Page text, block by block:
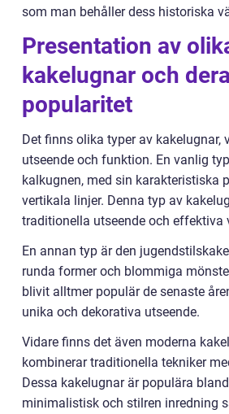
som man behåller dess historiska
Presentation av
kakelugnar och
popularitet
Det finns olika typer av kakelugnar,
utseende och funktion. En vanlig
kalkugnen, med sin karakteristiska
vertikala linjer. Denna typ av
traditionella utseende och effektiva
En annan typ är den
runda former och blommiga
blivit alltmer populär de senaste
unika och dekorativa utseende.
Vidare finns det även moderna
kombinerar traditionella tekniker
Dessa kakelugnar är populära
minimalistisk och stilren inredning